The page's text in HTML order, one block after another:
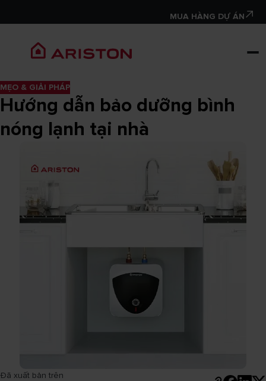
MUA HÀNG DỰ ÁN
MẸO & GIẢI PHÁP
Hướng dẫn bảo dưỡng bình
nóng lạnh tại nhà
Đã xuất bản trên